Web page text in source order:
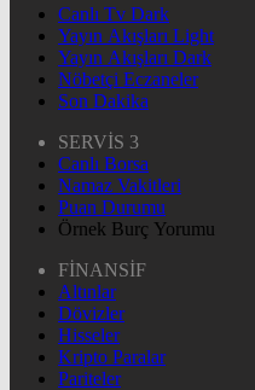
Canlı Tv Dark
Yayın Akışları Light
Yayın Akışları Dark
Nöbetçi Eczaneler
Son Dakika
SERVİS 3
Canlı Borsa
Namaz Vakitleri
Puan Durumu
Örnek Burç Yorumu
FİNANSİF
Altınlar
Dövizler
Hisseler
Kripto Paralar
Pariteler